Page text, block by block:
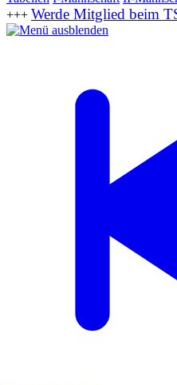
+++ Werde Mitglied beim